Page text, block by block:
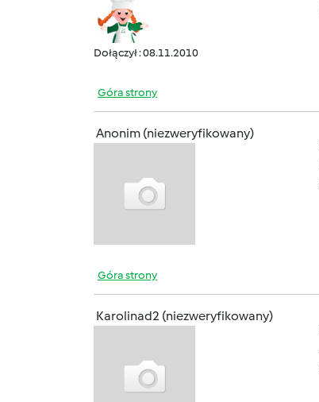
Dołączył : 08.11.2010
Góra strony
Anonim (niezweryfikowany)
Góra strony
Karolinad2 (niezweryfikowany)